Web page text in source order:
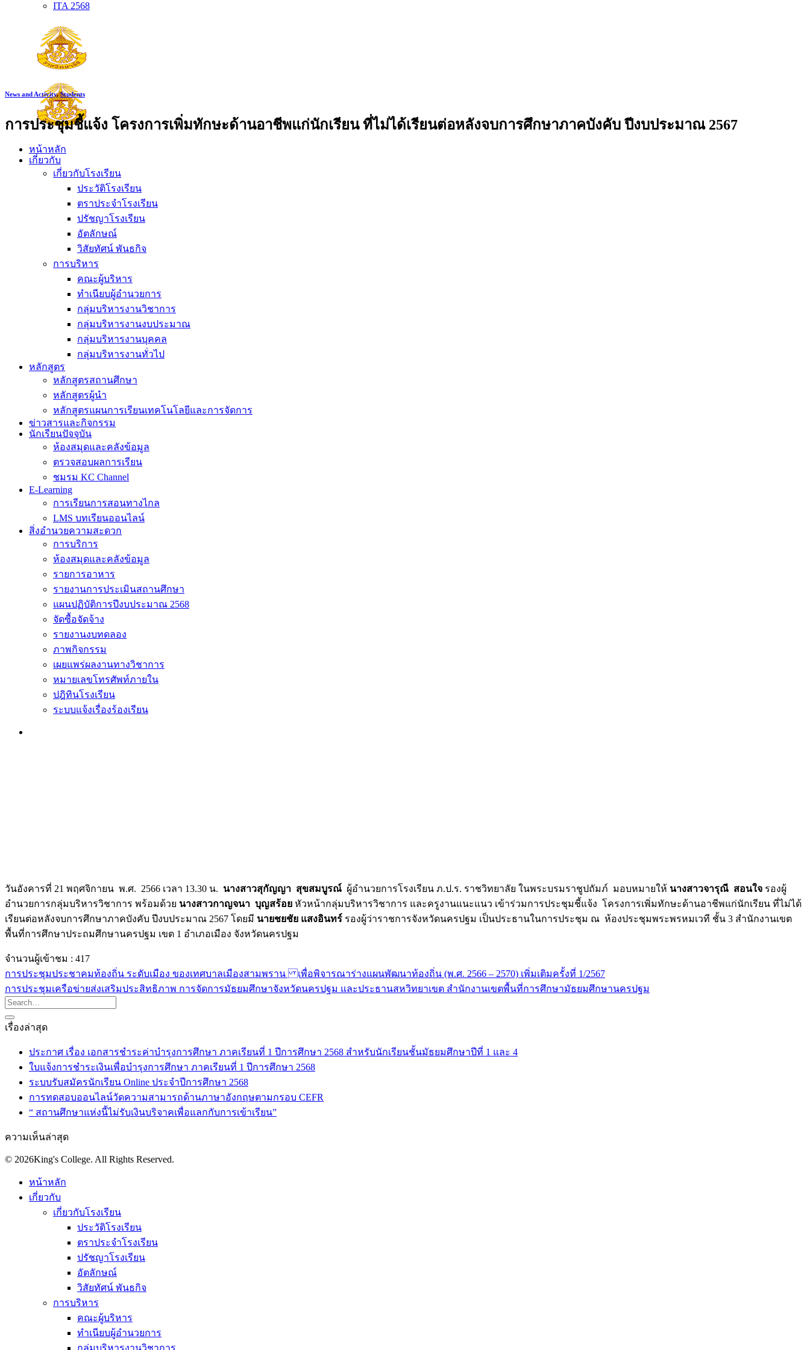
ITA 2568
หน้าหลัก
เกี่ยวกับ
เกี่ยวกับโรงเรียน
ประวัติโรงเรียน
ตราประจำโรงเรียน
ปรัชญาโรงเรียน
อัตลักษณ์
วิสัยทัศน์ พันธกิจ
การบริหาร
คณะผู้บริหาร
ทำเนียบผู้อำนวยการ
กลุ่มบริหารงานวิชาการ
กลุ่มบริหารงานงบประมาณ
กลุ่มบริหารงานบุคคล
กลุ่มบริหารงานทั่วไป
หลักสูตร
หลักสูตรสถานศึกษา
หลักสูตรผู้นำ
หลักสูตรแผนการเรียนเทคโนโลยีและการจัดการ
ข่าวสารและกิจกรรม
นักเรียนปัจจุบัน
ห้องสมุดและคลังข้อมูล
ตรวจสอบผลการเรียน
ชมรม KC Channel
E-Learning
การเรียนการสอนทางไกล
LMS บทเรียนออนไลน์
สิ่งอำนวยความสะดวก
การบริการ
ห้องสมุดและคลังข้อมูล
รายการอาหาร
รายงานการประเมินสถานศึกษา
แผนปฏิบัติการปีงบประมาณ 2568
จัดซื้อจัดจ้าง
รายงานงบทดลอง
ภาพกิจกรรม
เผยแพร่ผลงานทางวิชาการ
หมายเลขโทรศัพท์ภายใน
ปฎิทินโรงเรียน
ระบบแจ้งเรื่องร้องเรียน
News and Activity,Students
การประชุมชี้แจ้ง โครงการเพิ่มทักษะด้านอาชีพแก่นักเรียน ที่ไม่ได้เรียนต่อหลังจบการศึกษาภาคบังคับ ปีงบประมาณ 2567
วันอังคารที่ 21 พฤศจิกายน พ.ศ. 2566 เวลา 13.30 น. นางสาวสุกัญญา สุขสมบูรณ์ ผู้อำนวยการโรงเรียน ภ.ป.ร. ราชวิทยาลัย ในพระบรมราชูปถัมภ์ มอบหมายให้ นางสาวจารุณี สอนใจ รองผู้
อำนวยการกลุ่มบริหารวิชาการ พร้อมด้วย นางสาวกาญจนา บุญสร้อย หัวหน้ากลุ่มบริหารวิชาการ และครูงานแนะแนว เข้าร่วมการประชุมชี้แจ้ง โครงการเพิ่มทักษะด้านอาชีพแก่นักเรียน ที่ไม่ได้
เรียนต่อหลังจบการศึกษาภาคบังคับ ปีงบประมาณ 2567 โดยมี นายชยชัย แสงอินทร์ รองผู้ว่าราชการจังหวัดนครปฐม เป็นประธานในการประชุม ณ ห้องประชุมพระพรหมเวที ชั้น 3 สำนักงานเขต
พื้นที่การศึกษาประถมศึกษานครปฐม เขต 1 อำเภอเมือง จังหวัดนครปฐม
จำนวนผู้เข้าชม : 417
การประชุมประชาคมท้องถิ่น ระดับเมือง ของเทศบาลเมืองสามพราน เพื่อพิจารณาร่างแผนพัฒนาท้องถิ่น (พ.ศ. 2566 – 2570) เพิ่มเติมครั้งที่ 1/2567
การประชุมเครือข่ายส่งเสริมประสิทธิภาพ การจัดการมัธยมศึกษาจังหวัดนครปฐม และประธานสหวิทยาเขต สำนักงานเขตพื้นที่การศึกษามัธยมศึกษานครปฐม
เรื่องล่าสุด
ประกาศ เรื่อง เอกสารชำระค่าบำรุงการศึกษา ภาคเรียนที่ 1 ปีการศึกษา 2568 สำหรับนักเรียนชั้นมัธยมศึกษาปีที่ 1 และ 4
ใบแจ้งการชำระเงินเพื่อบำรุงการศึกษา ภาคเรียนที่ 1 ปีการศึกษา 2568
ระบบรับสมัครนักเรียน Online ประจำปีการศึกษา 2568
การทดสอบออนไลน์วัดความสามารถด้านภาษาอังกฤษตามกรอบ CEFR
“ สถานศึกษาแห่งนี้ไม่รับเงินบริจาคเพื่อแลกกับการเข้าเรียน”
ความเห็นล่าสุด
© 2026King's College. All Rights Reserved.
หน้าหลัก
เกี่ยวกับ
เกี่ยวกับโรงเรียน
ประวัติโรงเรียน
ตราประจำโรงเรียน
ปรัชญาโรงเรียน
อัตลักษณ์
วิสัยทัศน์ พันธกิจ
การบริหาร
คณะผู้บริหาร
ทำเนียบผู้อำนวยการ
กลุ่มบริหารงานวิชาการ